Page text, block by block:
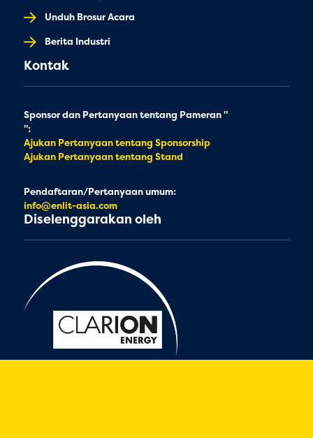
Unduh Brosur Acara
Berita Industri
Kontak
Sponsor dan Pertanyaan tentang Pameran "
":
Ajukan Pertanyaan tentang Sponsorship
Ajukan Pertanyaan tentang Stand
Pendaftaran/Pertanyaan umum:
info@enlit-asia.com
Diselenggarakan oleh